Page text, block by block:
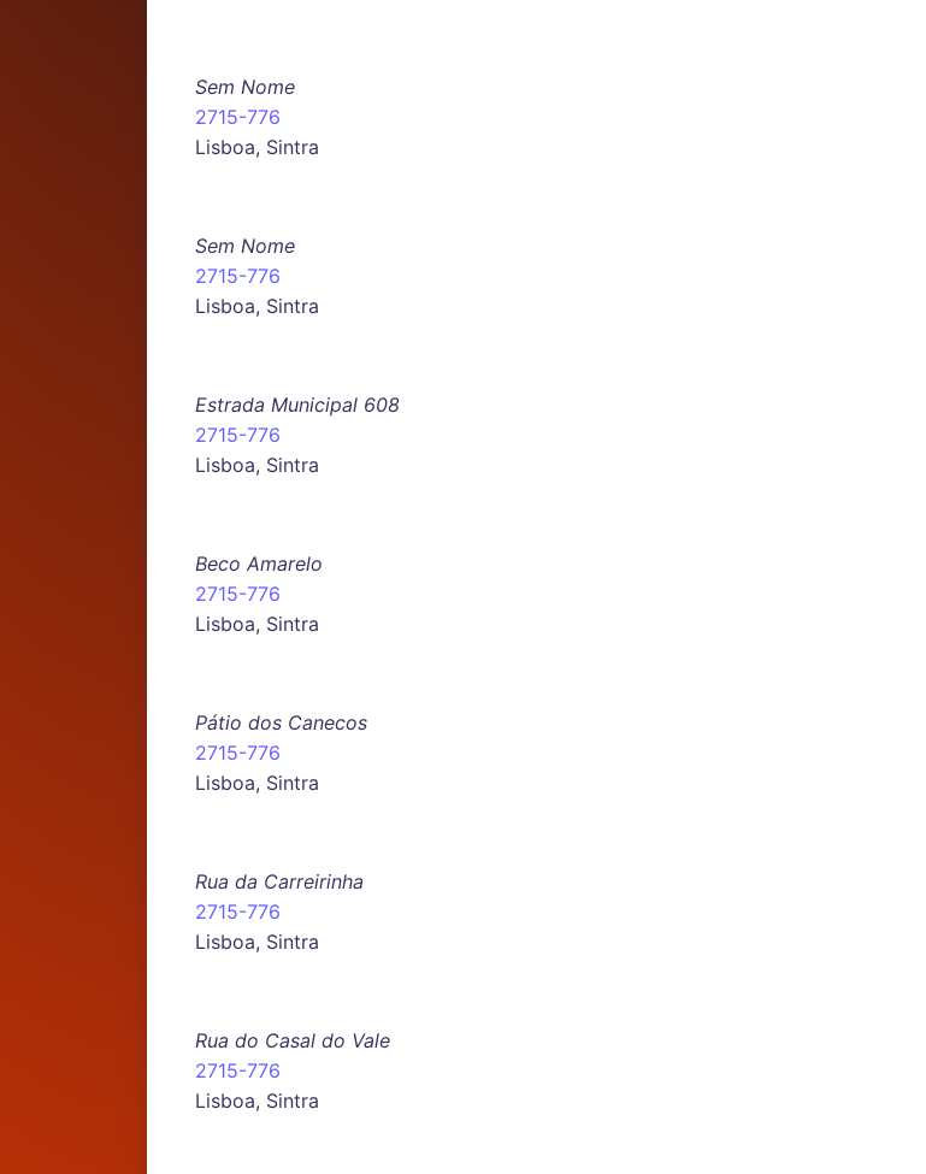
Sem Nome
2715-776
Lisboa, Sintra
Sem Nome
2715-776
Lisboa, Sintra
Estrada Municipal 608
2715-776
Lisboa, Sintra
Beco Amarelo
2715-776
Lisboa, Sintra
Pátio dos Canecos
2715-776
Lisboa, Sintra
Rua da Carreirinha
2715-776
Lisboa, Sintra
Rua do Casal do Vale
2715-776
Lisboa, Sintra